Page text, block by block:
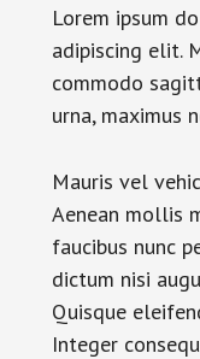
Lorem ipsum
adipiscing elit.
commodo
urna, maximus
Mauris vel
Aenean mollis
faucibus nunc
dictum nisi
Quisque
Integer